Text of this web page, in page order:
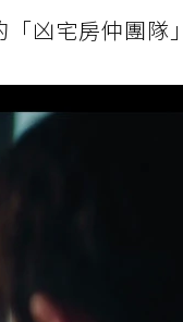
凶宅房仲團隊